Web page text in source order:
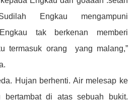
Engkau mengampuni
tak berkenan memberi
termasuk orang yang malang,”
Hujan berhenti. Air melesap ke
bertambat di atas sebuah bukit.